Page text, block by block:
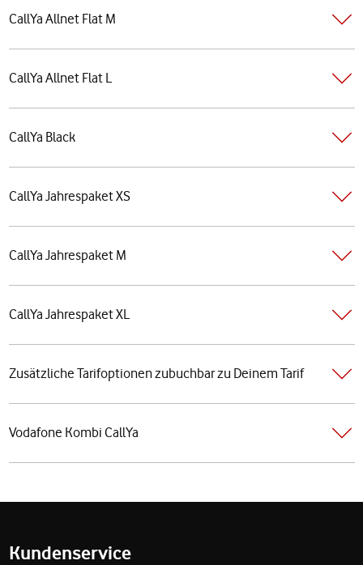
CallYa Allnet Flat M
CallYa Allnet Flat L
CallYa Black
CallYa Jahrespaket XS
CallYa Jahrespaket M
CallYa Jahrespaket XL
Zusätzliche Tarifoptionen zubuchbar zu Deinem Tarif
Vodafone Kombi CallYa
Kundenservice